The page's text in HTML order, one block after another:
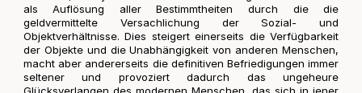
als Auflösung aller Bestimmtheiten durch die die
geldvermittelte Versachlichung der Sozial- und
Objektverhältnisse. Dies steigert einerseits die Verfügbarkeit
der Objekte und die Unabhängigkeit von anderen Menschen,
macht aber andererseits die definitiven Befriedigungen immer
seltener und provoziert dadurch das ungeheure
Glücksverlangen des modernen Menschen, das sich in jener